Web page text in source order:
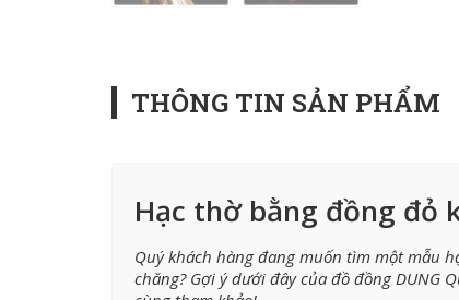
THÔNG TIN SẢN PHẨM
Hạc thờ bằng đồng đỏ
Quý khách hàng đang muốn tìm một mẫu
chăng? Gợi ý dưới đây của đồ đồng DUNG